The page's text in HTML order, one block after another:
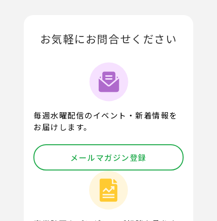
お気軽にお問合せください
毎週水曜配信のイベント・新着情報を
お届けします。
メールマガジン登録